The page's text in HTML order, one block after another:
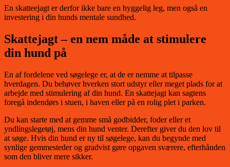
En skatteejagt er derfor ikke bare en hyggelig leg, men også en
investering i din hunds mentale sundhed.
Skattejagt – en nem måde at stimulere
din hund på
En af fordelene ved søgelege er, at de er nemme at tilpasse
hverdagen. Du behøver hverken stort udstyr eller meget plads for at
arbejde med stimulering af din hund. En skattejagt kan sagtens
foregå indendørs i stuen, i haven eller på en rolig plet i parken.
Du kan starte med at gemme små godbidder, foder eller et
yndlingslegetøj, mens din hund venter. Derefter giver du den lov til
at søge. Hvis din hund er ny til søgelege, kan du begynde med
synlige gemmesteder og gradvist gøre opgaven sværere, efterhånden
som den bliver mere sikker.